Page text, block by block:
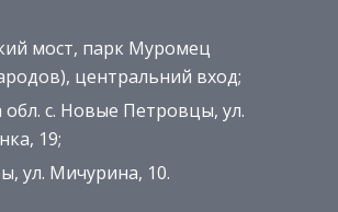
мост, парк Муромец
центральний вход;
обл. с. Новые Петровцы, ул.
19;
ул. Мичурина, 10.